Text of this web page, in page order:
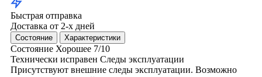
Быстрая отправка
Доставка от 2-х дней
Состояние Характеристики
Состояние Хорошее 7/10
Технически исправен Следы эксплуатации
Присутствуют внешние следы эксплуатации. Возможно